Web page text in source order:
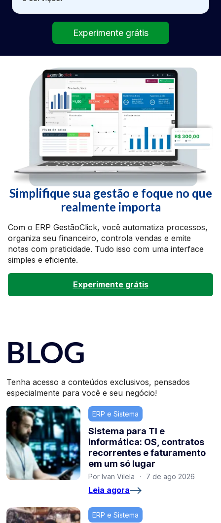
Experimente grátis
Simplifique sua gestão e foque no que
realmente importa
Com o ERP GestãoClick, você automatiza processos,
organiza seu financeiro, controla vendas e emite
notas com praticidade. Tudo isso com uma interface
simples e eficiente.
Experimente grátis
BLOG
Tenha acesso a conteúdos exclusivos, pensados
especialmente para você e seu negócio!
ERP e Sistema
Sistema para TI e
informática: OS, contratos
recorrentes e faturamento
em um só lugar
Por Ivan Vilela · 7 de ago 2026
Leia agora
ERP e Sistema